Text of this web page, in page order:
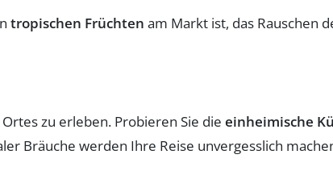
tropischen Früchten am Markt ist, das Rauschen
zu erleben. Probieren Sie die einheimische
Bräuche werden Ihre Reise unvergesslich